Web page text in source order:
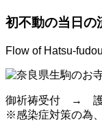
初不動の当日の
Flow of Hatsu-fudou
御祈祷受付 →
※感染症対策の為